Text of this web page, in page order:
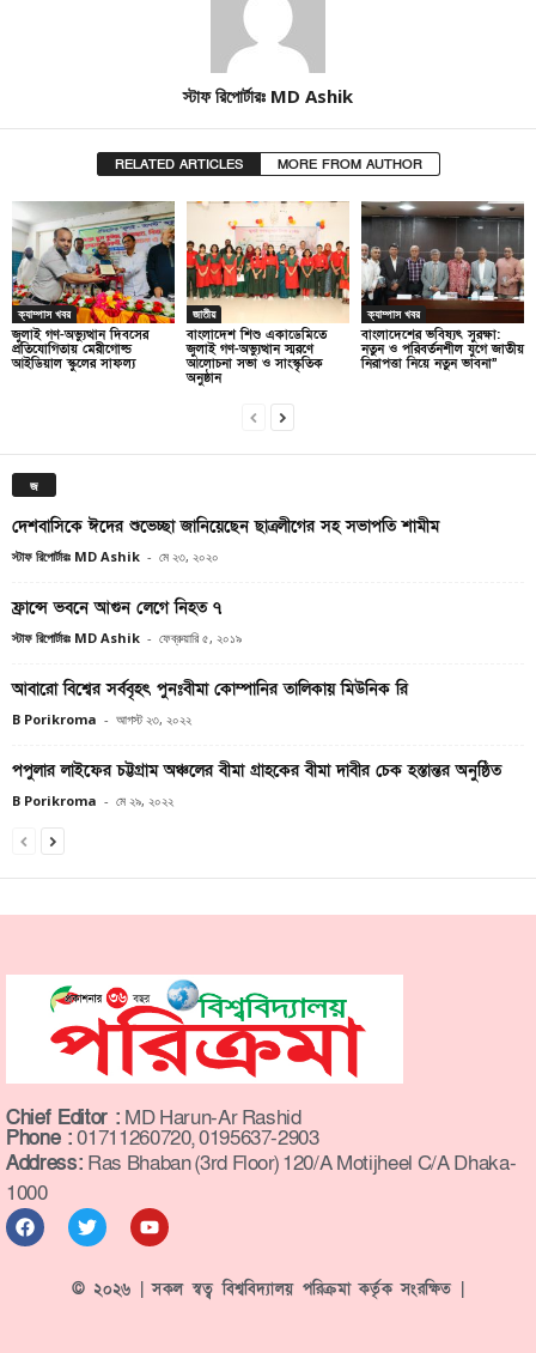
স্টাফ রিপোর্টারঃ MD Ashik
RELATED ARTICLES MORE FROM AUTHOR
ক্যাম্পাস খবর
জুলাই গণ-অভ্যুত্থান দিবসের
প্রতিযোগিতায় মেরীগোল্ড
আইডিয়াল স্কুলের সাফল্য
জাতীয়
বাংলাদেশ শিশু একাডেমিতে
জুলাই গণ-অভ্যুত্থান স্মরণে
আলোচনা সভা ও সাংস্কৃতিক
অনুষ্ঠান
ক্যাম্পাস খবর
বাংলাদেশের ভবিষ্যৎ সুরক্ষা:
নতুন ও পরিবর্তনশীল যুগে জাতীয়
নিরাপত্তা নিয়ে নতুন ভাবনা”
জ
দেশবাসিকে ঈদের শুভেচ্ছা জানিয়েছেন ছাত্রলীগের সহ সভাপতি শামীম
স্টাফ রিপোর্টারঃ MD Ashik - মে ২৩, ২০২০
ফ্রান্সে ভবনে আগুন লেগে নিহত ৭
স্টাফ রিপোর্টারঃ MD Ashik - ফেব্রুয়ারি ৫, ২০১৯
আবারো বিশ্বের সর্ববৃহৎ পুনঃবীমা কোম্পানির তালিকায় মিউনিক রি
B Porikroma - আগস্ট ২৩, ২০২২
পপুলার লাইফের চট্টগ্রাম অঞ্চলের বীমা গ্রাহকের বীমা দাবীর চেক হস্তান্তর অনুষ্ঠিত
B Porikroma - মে ২৯, ২০২২
Chief Editor : MD Harun-Ar Rashid
Phone :01711260720, 0195637-2903
Address: Ras Bhaban (3rd Floor) 120/A Motijheel C/A Dhaka-
1000
© ২০২৬ | সকল স্বত্ব বিশ্ববিদ্যালয় পরিক্রমা কর্তৃক সংরক্ষিত |